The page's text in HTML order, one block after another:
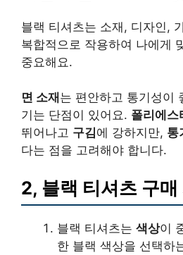
블랙 티셔츠는 소재, 디자인,
복합적으로 작용하여 나에게
중요해요.
면 소재 는 편안하고 통기성이
기는 단점이 있어요. 폴리에스
뛰어나고 구김에 강하지만, 통
다는 점을 고려해야 합니다.
2, 블랙 티셔츠 구
블랙 티셔츠는 색상이
한 블랙 색상을 선택하